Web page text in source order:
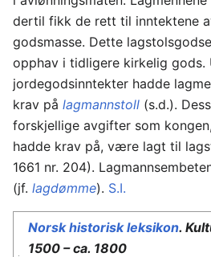
dertil fikk de rett til inntektene
godsmasse. Dette
opphav i tidligere kirkelig gods.
jordegodsinntekter hadde
krav på lagmannstoll (s.d.).
forskjellige avgifter som
hadde krav på, være lagt til
1661 nr. 204).
(jf. lagdømme). S.I.
Norsk historisk leksikon.
1500 – ca. 1800